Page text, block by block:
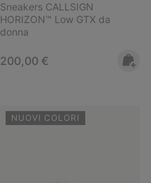
Sneakers CALLSIGN
HORIZON™ Low GTX da
donna
Regular price:
200,00 €
NUOVI COLORI